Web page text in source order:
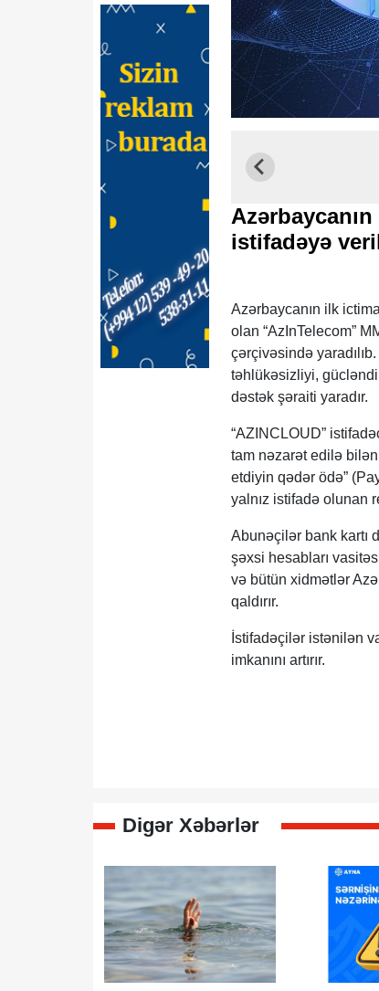
istifadəyə
Azərbaycanın ilk
olan “AzInTelecom”
çərçivəsində
təhlükəsizliyi,
dəstək şəraiti yaradır.
“AZINCLOUD”
tam nəzarət edilə
etdiyin qədər ödə”
yalnız istifadə olunan
Abunəçilər bank kartı
şəxsi hesabları
və bütün xidmətlər
qaldırır.
İstifadəçilər istənilən
imkanını artırır.
Digər Xəbərlər